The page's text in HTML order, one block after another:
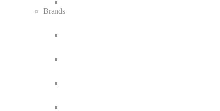
Brands